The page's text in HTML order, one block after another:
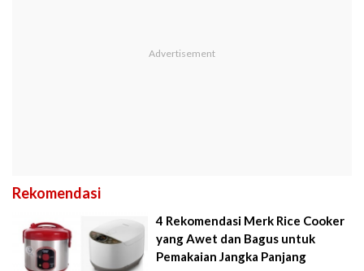
Rekomendasi
4 Rekomendasi Merk Rice Cooker
yang Awet dan Bagus untuk
Pemakaian Jangka Panjang